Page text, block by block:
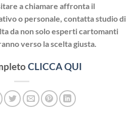
a chiamare affronta il
o personale, contatta studio di
da non solo esperti cartomanti
verso la scelta giusta.
CLICCA QUI